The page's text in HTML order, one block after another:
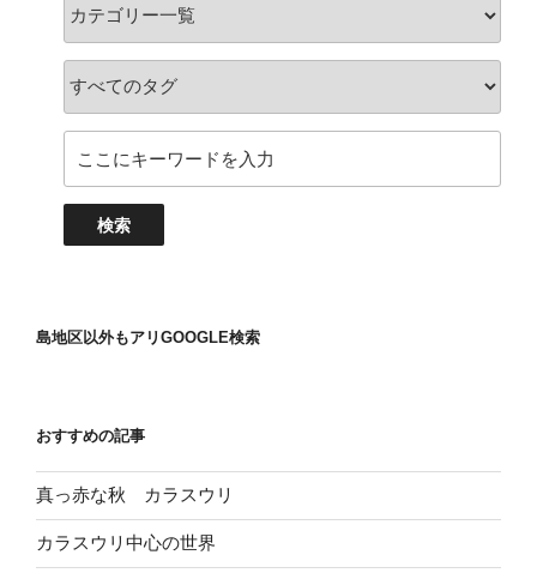
島地区以外もアリGOOGLE検索
おすすめの記事
真っ赤な秋 カラスウリ
カラスウリ中心の世界